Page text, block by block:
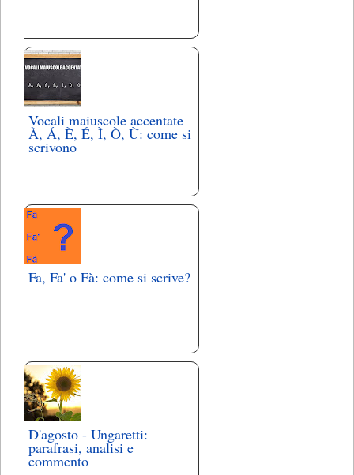
Vocali maiuscole accentate
À, Á, È, É, Ì, Ò, Ù: come si
scrivono
Fa, Fa' o Fà: come si scrive?
D'agosto - Ungaretti:
parafrasi, analisi e
commento